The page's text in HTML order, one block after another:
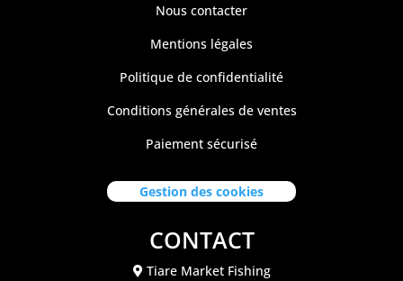
Nous contacter
Mentions légales
Politique de confidentialité
Conditions générales de ventes
Paiement sécurisé
Gestion des cookies
CONTACT
Tiare Market Fishing